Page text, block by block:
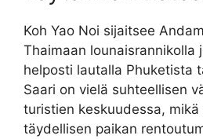
Koh Yao Noi sijaitsee
Thaimaan lounaisrannikolla
helposti lautalla Phuketista
Saari on vielä suhteellisen
turistien keskuudessa,
täydellisen paikan